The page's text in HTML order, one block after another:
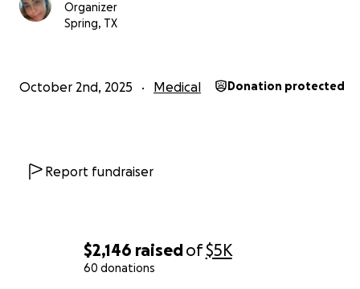
$2,146 raisedof$5K
60 donations
Ayudemos a Aixa a Ganar esta Batalla
con su sonrisa, su generosidad y su fuerza.
que está afectando zonas vitales. Tras una resonancia
avanzada, los especialistas sospechan que se trata de
Organizer
Spring, TX
October 2nd, 2025 Medical Donation protected
Report fundraiser